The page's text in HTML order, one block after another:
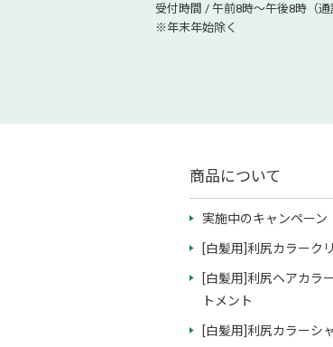
受付時間 / 午前8時～午後8時（通
※年末年始除く
商品について
実施中のキャンペーン
[白髪用]利尻カラーク
[白髪用]利尻ヘアカラ
トメント
[白髪用]利尻カラーシ